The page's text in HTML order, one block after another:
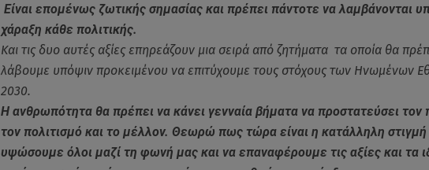
Είναι επομένως ζωτικής σημασίας και πρέπει πάντοτε να λαμβάνονται
χάραξη κάθε πολιτικής.
Και τις δυο αυτές αξίες επηρεάζουν μια σειρά από ζητήματα τα οποία θα
λάβουμε υπόψιν προκειμένου να επιτύχουμε τους στόχους των Ηνωμένων
2030.
Η ανθρωπότητα θα πρέπει να κάνει γενναία βήματα να προστατεύσει τον
τον πολιτισμό και το μέλλον. Θεωρώ πως τώρα είναι η κατάλληλη στιγμή
υψώσουμε όλοι μαζί τη φωνή μας και να επαναφέρουμε τις αξίες και τα